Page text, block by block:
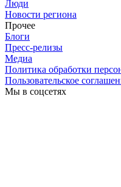
Люди
Новости региона
Прочее
Блоги
Пресс-релизы
Медиа
Политика обработки
Пользовательское
Мы в соцсетях